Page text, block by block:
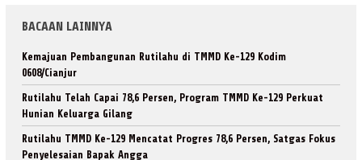
BACAAN LAINNYA
Kemajuan Pembangunan Rutilahu di TMMD Ke-129 Kodim
0608/Cianjur
Rutilahu Telah Capai 78,6 Persen, Program TMMD Ke-129 Perkuat
Hunian Keluarga Gilang
Rutilahu TMMD Ke-129 Mencatat Progres 78,6 Persen, Satgas Fokus
Penyelesaian Bapak Angga